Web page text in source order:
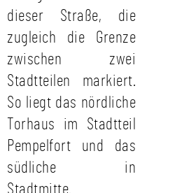
dieser Straße, die
zugleich die Grenze
zwischen zwei
Stadtteilen markiert.
So liegt das nördliche
Torhaus im Stadtteil
Pempelfort und das
südliche in
Stadtmitte.